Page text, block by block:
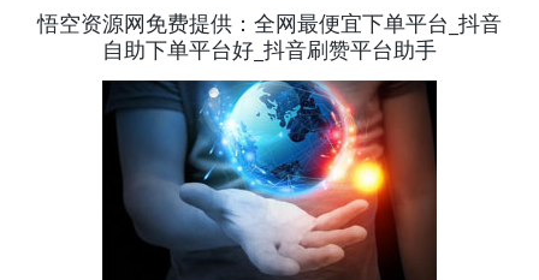
悟空资源网免费提供：全网最便宜下单平台_抖音
自助下单平台好_抖音刷赞平台助手